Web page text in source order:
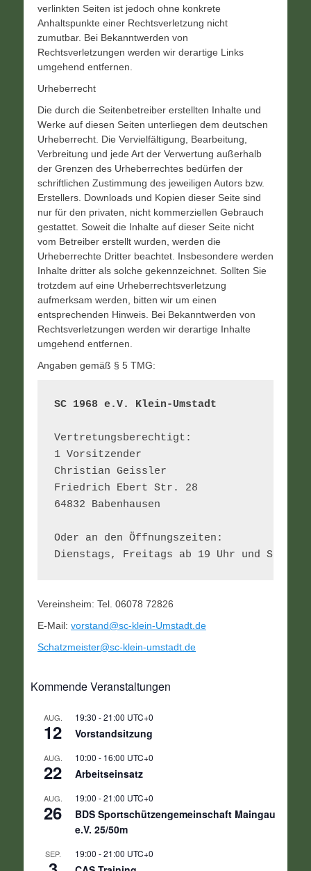
verlinkten Seiten ist jedoch ohne konkrete
Anhaltspunkte einer Rechtsverletzung nicht
zumutbar. Bei Bekanntwerden von
Rechtsverletzungen werden wir derartige Links
umgehend entfernen.
Urheberrecht
Die durch die Seitenbetreiber erstellten Inhalte und
Werke auf diesen Seiten unterliegen dem deutschen
Urheberrecht. Die Vervielfältigung, Bearbeitung,
Verbreitung und jede Art der Verwertung außerhalb
der Grenzen des Urheberrechtes bedürfen der
schriftlichen Zustimmung des jeweiligen Autors bzw.
Erstellers. Downloads und Kopien dieser Seite sind
nur für den privaten, nicht kommerziellen Gebrauch
gestattet. Soweit die Inhalte auf dieser Seite nicht
vom Betreiber erstellt wurden, werden die
Urheberrechte Dritter beachtet. Insbesondere werden
Inhalte dritter als solche gekennzeichnet. Sollten Sie
trotzdem auf eine Urheberrechtsverletzung
aufmerksam werden, bitten wir um einen
entsprechenden Hinweis. Bei Bekanntwerden von
Rechtsverletzungen werden wir derartige Inhalte
umgehend entfernen.
Angaben gemäß § 5 TMG:
SC 1968 e.V. Klein-Umstadt
1 Vorsitzender
Christian Geissler
Friedrich Ebert Str. 28
64832 Babenhausen
Oder an den Öffnungszeiten:
Vereinsheim: Tel. 06078 72826
E-Mail: vorstand@sc-klein-Umstadt.de
Schatzmeister@sc-klein-umstadt.de
Kommende Veranstaltungen
AUG.
12
19:30 -21:00 UTC+0
Vorstandsitzung
AUG.
22
10:00 - 16:00 UTC+0
Arbeitseinsatz
AUG.
26
19:00 -21:00 UTC+0
BDS Sportschützengemeinschaft Maingau
e.V. 25/50m
SEP. 19:00 -21:00 UTC+0